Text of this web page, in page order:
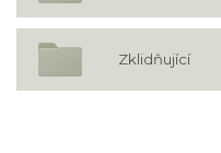
Zklidňující